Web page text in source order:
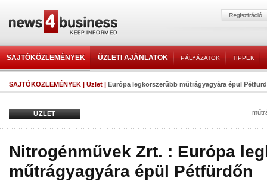
SAJTÓKÖZLEMÉNYEK ÜZLETI AJÁNLATOK PÁLYÁZATOK TIPPEK
SAJTÓKÖZLEMÉNYEK | Üzlet | Európa legkorszerűbb műtrágyagyára épül
ÜZLET
Nitrogénművek Zrt. : Európa
műtrágyagyára épül Pétfürdőn